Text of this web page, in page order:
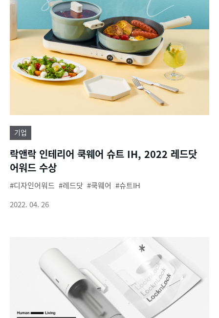
기업
락앤락 인테리어 쿡웨어 슈트 IH, 2022 레드닷
어워드 수상
디자인어워드 레드닷 쿡웨어
슈트IH
2022. 04. 26